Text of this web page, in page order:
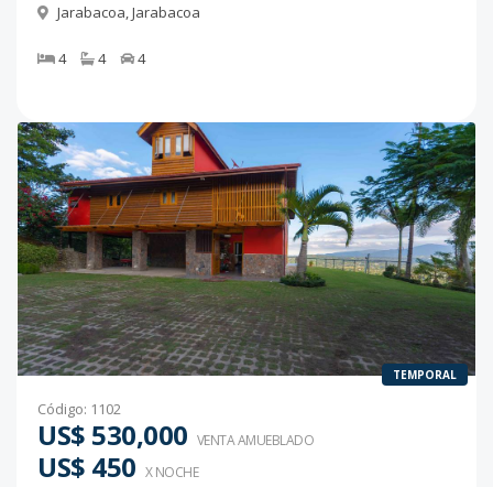
Jarabacoa,Jarabacoa
4 4 4
TEMPORAL
Código: 1102
US$ 530,000 VENTA AMUEBLADO
US$ 450 X NOCHE